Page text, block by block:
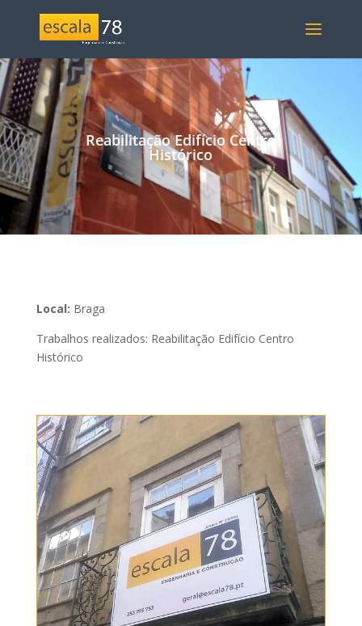
Reabilitação Edifício Centro
Histórico
Local: Braga
Trabalhos realizados: Reabilitação Edifício Centro
Histórico